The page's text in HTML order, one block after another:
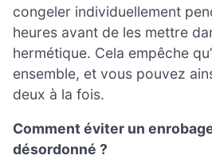
congeler individuellement
heures avant de les mettre
hermétique. Cela empêche
ensemble, et vous pouvez
deux à la fois.
Comment éviter un
désordonné ?